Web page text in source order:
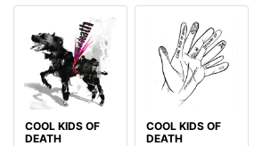
COOL KIDS OF
DEATH
COOL KIDS OF
DEATH